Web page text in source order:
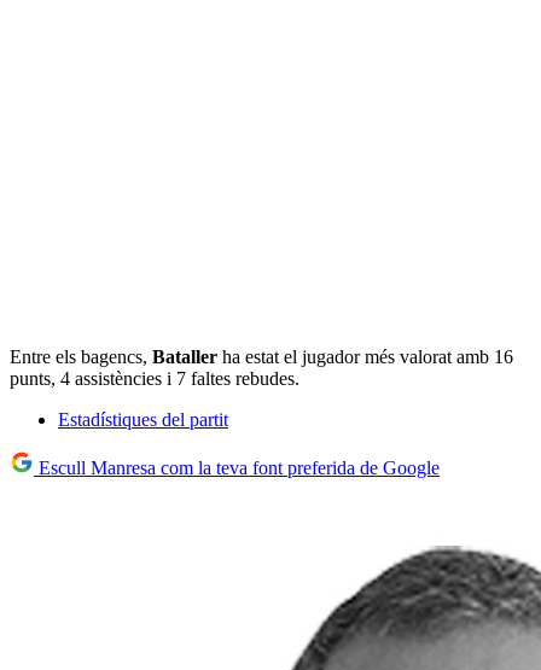
Entre els bagencs, Bataller ha estat el jugador més valorat amb 16
punts, 4 assistències i 7 faltes rebudes.
Estadístiques del partit
Escull Manresa com la teva font preferida de Google